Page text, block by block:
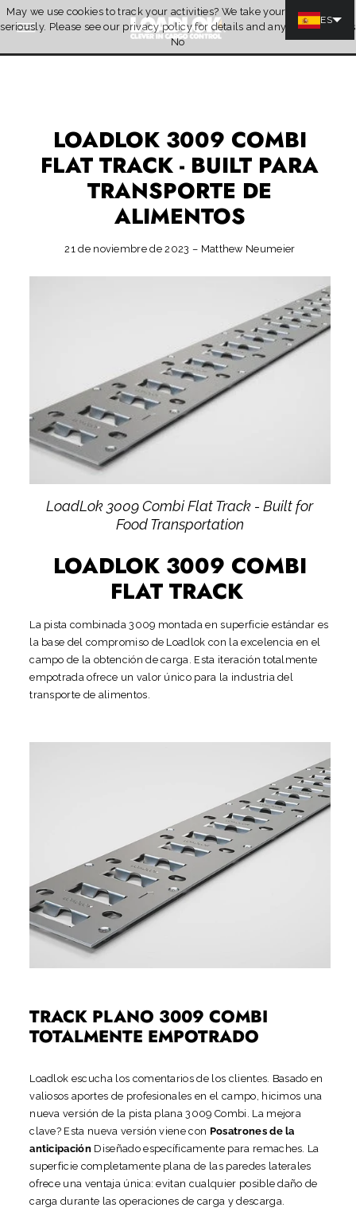
Ir directamente al contenido
Quotation
LOADLOK 3009 COMBI
FLAT TRACK - BUILT PARA
TRANSPORTE DE
ALIMENTOS
21 de noviembre de 2023 – Matthew Neumeier
LoadLok 3009 Combi Flat Track - Built for
Food Transportation
LOADLOK 3009 COMBI
FLAT TRACK
La pista combinada 3009 montada en superficie estándar es
la base del compromiso de Loadlok con la excelencia en el
campo de la obtención de carga. Esta iteración totalmente
empotrada ofrece un valor único para la industria del
transporte de alimentos.
TRACK PLANO 3009 COMBI
TOTALMENTE EMPOTRADO
Loadlok escucha los comentarios de los clientes. Basado en
valiosos aportes de profesionales en el campo, hicimos una
nueva versión de la pista plana 3009 Combi. La mejora
clave? Esta nueva versión viene con Posatrones de la
anticipación Diseñado específicamente para remaches. La
superficie completamente plana de las paredes laterales
ofrece una ventaja única: evitan cualquier posible daño de
carga durante las operaciones de carga y descarga.
May we use cookies to track your activities? We take your privacy very
seriously. Please see our privacy policy for details and any questions.
Yes
No
ES